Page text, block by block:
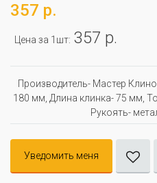
357 р.
Цена за 1шт: 357 р.
Производитель- Мастер
180 мм, Длина клинка- 75 мм,
Рукоять-
Уведомить меня